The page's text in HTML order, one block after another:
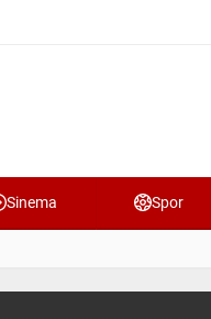
Sinema Spor